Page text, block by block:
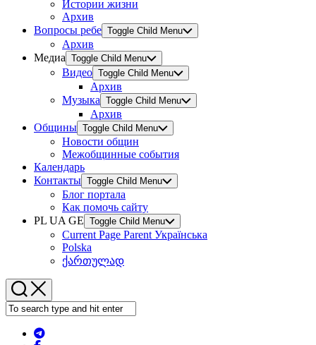
Истории жизни
Архив
Вопросы ребе Toggle Child Menu
Архив
Медиа Toggle Child Menu
Видео Toggle Child Menu
Архив
Музыка Toggle Child Menu
Архив
Общины Toggle Child Menu
Новости общин
Межобщинные события
Календарь
Контакты Toggle Child Menu
Блог портала
Как помочь сайту
PL UA GE Toggle Child Menu
Current Page Parent Українська
Polska
ქართულად